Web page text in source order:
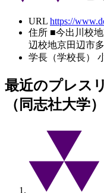
URL https://
住所 ■今出川校
辺校地京田辺市
学長（学校長）
最近のプレス
（同志社大学）